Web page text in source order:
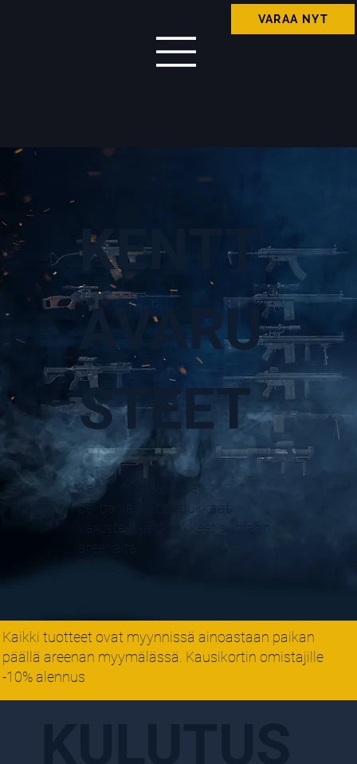
KENTT
ÄVARU
STEET
Kaikki mitä tarvitset
pelipäivään. Laadukkaat
varusteet ja tarvikkeet suoraan
areenalta.
Kaikki tuotteet ovat myynnissä ainoastaan paikan
päällä areenan myymälässä. Kausikortin omistajille
-10% alennus